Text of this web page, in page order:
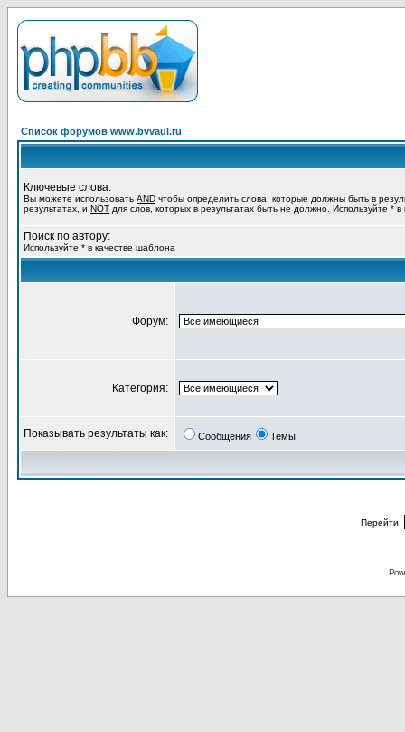
Список форумов www.bvvaul.ru
Ключевые слова:
Вы можете использовать AND чтобы определить слова, которые должны быть в
результатах, и NOT для слов, которых в результатах быть не должно. Используйте *
Поиск по автору:
Используйте * в качестве шаблона
Форум:
Категория:
Показывать результаты как: Сообщения Темы
Перейти: